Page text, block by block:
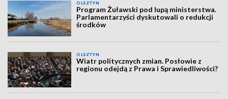
OLSZTYN
Program Żuławski pod lupą ministerstwa.
Parlamentarzyści dyskutowali o redukcji
środków
OLSZTYN
Wiatr politycznych zmian. Posłowie z
regionu odejdą z Prawa i Sprawiedliwości?